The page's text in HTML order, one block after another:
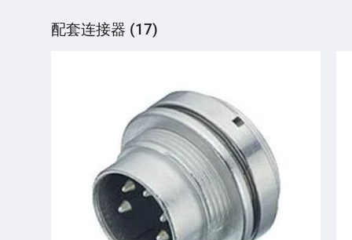
配套连接器 (17)